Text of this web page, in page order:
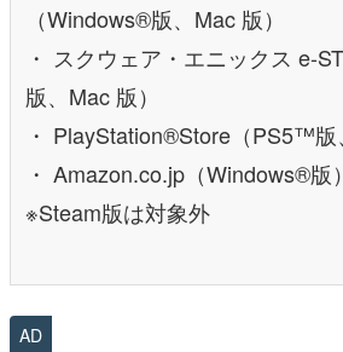
（Windows®版、Mac 版）
・ スクウェア・エニックス e-
版、Mac 版）
・ PlayStation®Store（PS5™版
・ Amazon.co.jp（Windows®版）
※Steam版は対象外
AD